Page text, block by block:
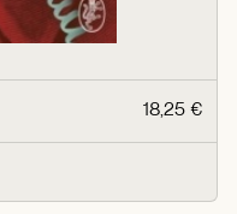
18,25 €